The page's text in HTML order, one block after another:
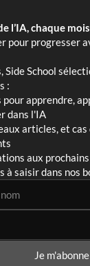
l’IA, chaque
pour progresser
Side School
:
pour apprendre,
dans l'IA
articles, et cas
aux
à saisir dans nos
Je m'abonne